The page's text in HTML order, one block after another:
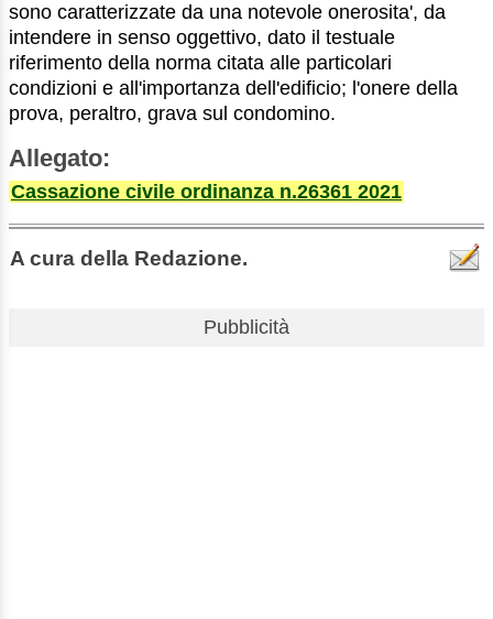
sono caratterizzate da una notevole onerosita', da
intendere in senso oggettivo, dato il testuale
riferimento della norma citata alle particolari
condizioni e all'importanza dell'edificio; l'onere della
prova, peraltro, grava sul condomino.
Allegato:
Cassazione civile ordinanza n.26361 2021
A cura della Redazione.
Pubblicità